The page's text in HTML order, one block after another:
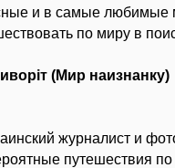
и в самые любимые
по миру в
(Мир наизнанку)
журналист и
путешествия